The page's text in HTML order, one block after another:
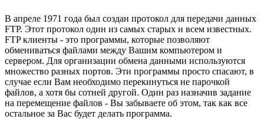
В апреле 1971 года был создан протокол для передачи данных
FTP. Этот протокол один из самых старых и всем известных.
FTP клиенты - это программы, которые позволяют
обмениваться файлами между Вашим компьютером и
сервером. Для организации обмена данными используются
множество разных портов. Эти программы просто спасают, в
случае если Вам необходимо перекинуться не парочкой
файлов, а хотя бы сотней другой. Один раз назначив задание
на перемещение файлов - Вы забываете об этом, так как все
остальное за Вас будет делать программа.